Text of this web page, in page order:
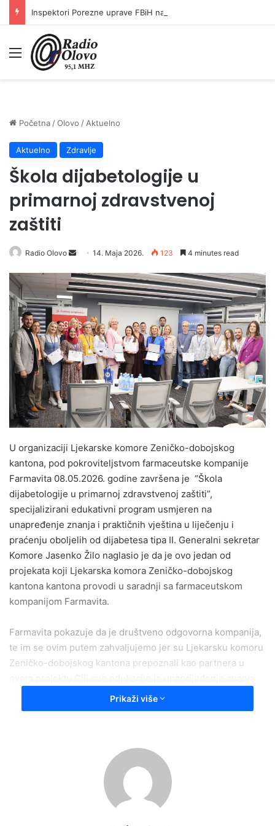
Meni
Početna /Olovo / Aktuelno
Aktuelno Zdravlje
Škola dijabetologije u
primarnoj zdravstvenoj
zaštiti
Radio Olovo
n
a
n
e
m
a
i
14. Maja 2026. 123 4 minutes read
U organizaciji Ljekarske komore Zeničko-dobojskog
kantona, pod pokroviteljstvom farmaceutske kompanije
Farmavita 08.05.2026. godine završena je “Škola
dijabetologije u primarnoj zdravstvenoj zaštiti”,
specijalizirani edukativni program usmjeren na
unapređenje znanja i praktičnih vještina u liječenju i
praćenju oboljelih od dijabetesa tipa II. Generalni sekretar
Komore Jasenko Žilo naglasio je da je ovo jedan od
projekata koji Ljekarska komora Zeničko-dobojskog
kantona kantona provodi u saradnji sa farmaceutskom
kompanijom Farmavita.
Farmavita pokazuje da je društveno odgovorna kompanija,
te im se ovim putem zahvaljujemo jer su Ljekarsku komoru
Zeničko-dobojskog kantona prepoznali kao partnera u
ljekara na primarnom nivou zdravstvene zaštite u pogledu
prevencije, pravovremenog prepoznavanja i liječenja
ljekara sa primarnog nivoa zdravstvene zaštite iz više
zdravstvenih ustanova Zeničko-dobojskog kantona.
Edukacija je održavana u prostorijama Ljekarske komore
ZDK, a predavanja i praktični dio programa realizirani su
Prikaži više